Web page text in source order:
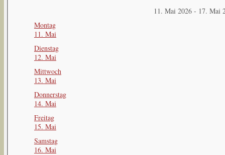
11. Mai 2026 - 17. Mai
Montag
11. Mai
Dienstag
12. Mai
Mittwoch
13. Mai
Donnerstag
14. Mai
Freitag
15. Mai
Samstag
16. Mai